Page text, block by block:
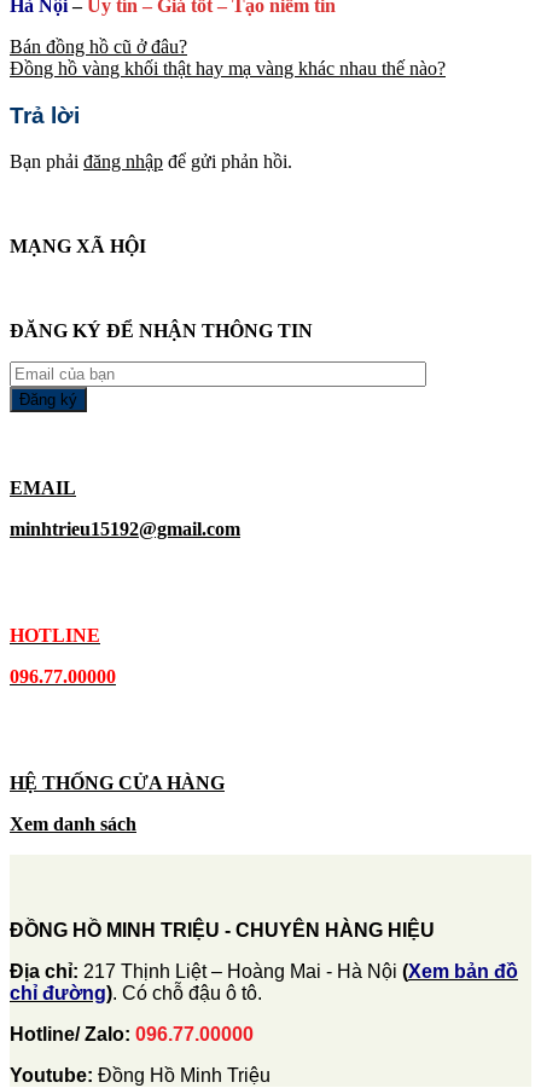
Hà Nội– Uy tín – Giá tốt – Tạo niềm tin
Bán đồng hồ cũ ở đâu?
Đồng hồ vàng khối thật hay mạ vàng khác nhau thế nào?
Trả lời
Bạn phải đăng nhập để gửi phản hồi.
MẠNG XÃ HỘI
ĐĂNG KÝ ĐỂ NHẬN THÔNG TIN
EMAIL
minhtrieu15192@gmail.com
HOTLINE
096.77.00000
HỆ THỐNG CỬA HÀNG
Xem danh sách
ĐỒNG HỒ MINH TRIỆU - CHUYÊN HÀNG HIỆU
Địa chỉ: 217 Thịnh Liệt – Hoàng Mai - Hà Nội (Xem bản đồ
chỉ đường). Có chỗ đậu ô tô.
Hotline/ Zalo: 096.77.00000
Youtube: Đồng Hồ Minh Triệu